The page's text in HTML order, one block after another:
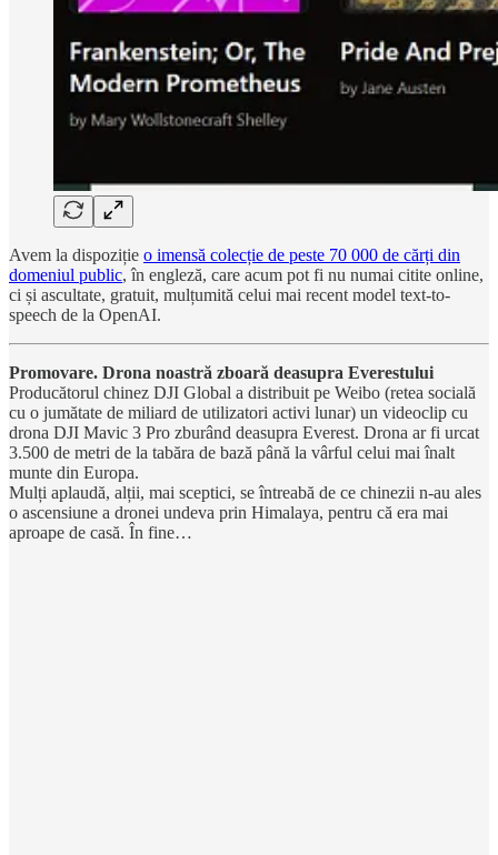
Avem la dispoziție o imensă colecție de peste 70 000 de cărți din
domeniul public, în engleză, care acum pot fi nu numai citite online,
ci și ascultate, gratuit, mulțumită celui mai recent model text-to-
speech de la OpenAI.
Promovare. Drona noastră zboară deasupra Everestului
Producătorul chinez DJI Global a distribuit pe Weibo (retea socială
cu o jumătate de miliard de utilizatori activi lunar) un videoclip cu
drona DJI Mavic 3 Pro zburând deasupra Everest. Drona ar fi urcat
3.500 de metri de la tabăra de bază până la vârful celui mai înalt
munte din Europa.
Mulți aplaudă, alții, mai sceptici, se întreabă de ce chinezii n-au ales
o ascensiune a dronei undeva prin Himalaya, pentru că era mai
aproape de casă. În fine…